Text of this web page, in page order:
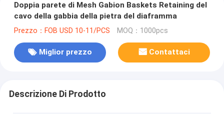
Doppia parete di Mesh Gabion Baskets Retaining del
cavo della gabbia della pietra del diaframma
Prezzo：FOB USD 10-11/PCS MOQ：1000pcs
Miglior prezzo Contattaci
Descrizione Di Prodotto